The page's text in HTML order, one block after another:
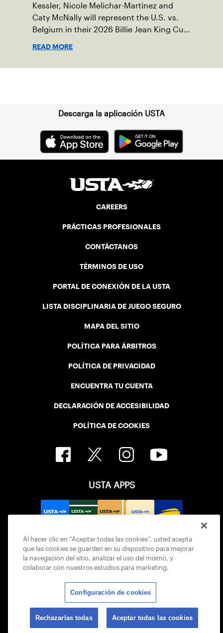
Kessler, Nicole Melichar-Martinez and
Caty McNally will represent the U.S. vs.
Belgium in their 2026 Billie Jean King Cup
READ MORE
Descarga la aplicación USTA
CAREERS
PRÁCTICAS PROFESIONALES
CONTÁCTANOS
TÉRMINOS DE USO
PORTAL DE CONEXIÓN DE LA USTA
LISTA DISCIPLINARIA DE JUEGO SEGURO
MAPA DEL SITIO
POLÍTICA PARA ÁRBITROS
POLÍTICA DE PRIVACIDAD
ENCUENTRA TU CUENTA
DECLARACIÓN DE ACCESIBILIDAD
POLÍTICA DE COOKIES
USTA APPS
© 2026 USTA ALL RIGHTS RESERVED
Al hacer clic en “Aceptar todas las cookies”, usted acepta
que las cookies se guarden en su dispositivo para mejorar
la navegación del sitio, analizar el uso del mismo, y
colaborar con nuestros estudios para marketing.
Configuración de cookies
Rechazarlas todas Aceptar todas las cookies